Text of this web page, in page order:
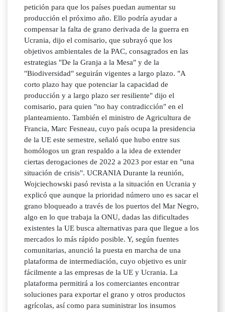
petición para que los países puedan aumentar su
producción el próximo año. Ello podría ayudar a
compensar la falta de grano derivada de la guerra en
Ucrania, dijo el comisario, que subrayó que los
objetivos ambientales de la PAC, consagrados en las
estrategias "De la Granja a la Mesa" y de la
"Biodiversidad" seguirán vigentes a largo plazo. "A
corto plazo hay que potenciar la capacidad de
producción y a largo plazo ser resiliente" dijo el
comisario, para quien "no hay contradicción" en el
planteamiento. También el ministro de Agricultura de
Francia, Marc Fesneau, cuyo país ocupa la presidencia
de la UE este semestre, señaló que hubo entre sus
homólogos un gran respaldo a la idea de extender
ciertas derogaciones de 2022 a 2023 por estar en "una
situación de crisis". UCRANIA Durante la reunión,
Wojciechowski pasó revista a la situación en Ucrania y
explicó que aunque la prioridad número uno es sacar el
grano bloqueado a través de los puertos del Mar Negro,
algo en lo que trabaja la ONU, dadas las dificultades
existentes la UE busca alternativas para que llegue a los
mercados lo más rápido posible. Y, según fuentes
comunitarias, anunció la puesta en marcha de una
plataforma de intermediación, cuyo objetivo es unir
fácilmente a las empresas de la UE y Ucrania. La
plataforma permitirá a los comerciantes encontrar
soluciones para exportar el grano y otros productos
agrícolas, así como para suministrar los insumos